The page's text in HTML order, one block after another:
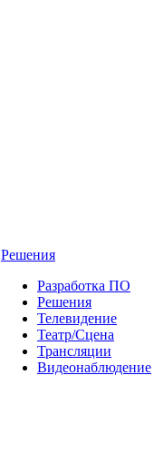
Решения
Разработка ПО
Решения
Телевидение
Театр/Сцена
Трансляции
Видеонаблюдение